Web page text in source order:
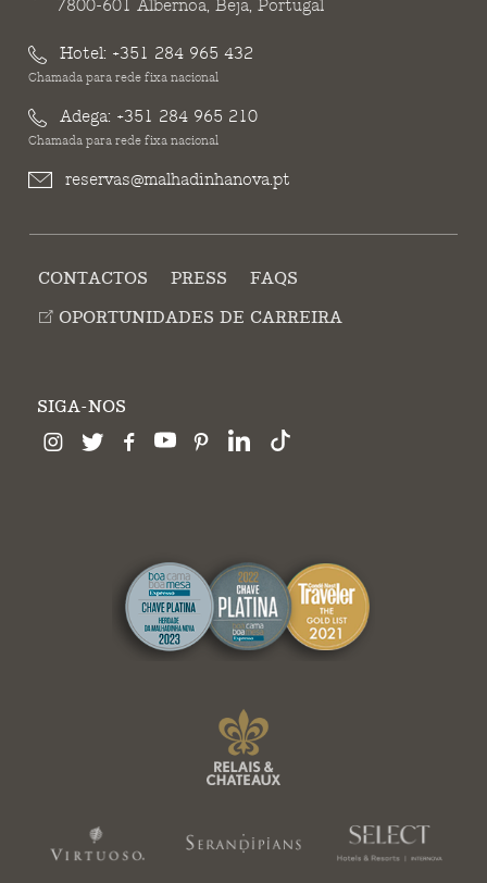
7800-601 Albernoa, Beja, Portugal
Hotel: +351 284 965 432
Chamada para rede fixa nacional
Adega: +351 284 965 210
Chamada para rede fixa nacional
reservas@malhadinhanova.pt
CONTACTOS PRESS
FAQS
OPORTUNIDADES DE CARREIRA
SIGA-NOS